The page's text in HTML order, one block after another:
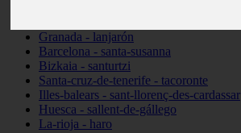
Granada - lanjarón
Barcelona - santa-susanna
Bizkaia - santurtzi
Santa-cruz-de-tenerife - tacoronte
Illes-balears - sant-llorenç-des-cardassar
Huesca - sallent-de-gállego
La-rioja - haro